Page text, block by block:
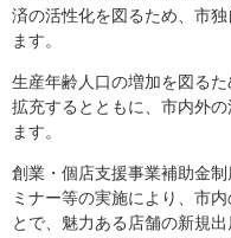
済の活性化を図るため、市
ます。
生産年齢人口の増加を図る
拡充するとともに、市内外
ます。
創業・個店支援事業補助金
ミナー等の実施により、市
とで、魅力ある店舗の新規